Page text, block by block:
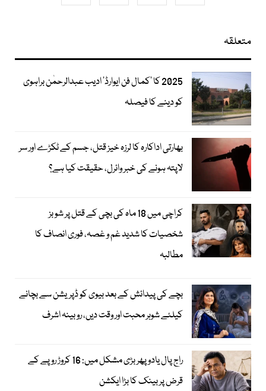
متعلقہ
2025 کا ’کمال فن ایوارڈ‘ ادیب عبدالرحمٰن براہوی
کو دینے کا فیصلہ
بھارتی اداکارہ کا لرزہ خیز قتل، جسم کے ٹکڑے اور سر
لاپتہ ہونے کی خبر وائرل، حقیقت کیا ہے؟
کراچی میں 18 ماہ کی بچی کے قتل پر شوبز
شخصیات کا شدید غم و غصہ، فوری انصاف کا
مطالبہ
بچے کی پیدائش کے بعد بیوی کو ڈپریشن سے بچانے
کیلئے شوہر محبت اور وقت دیں، روبینہ اشرف
راج پال یادو پھر بڑی مشکل میں: 16 کروڑ روپے کے
قرض پر بینک کا بڑا ایکشن